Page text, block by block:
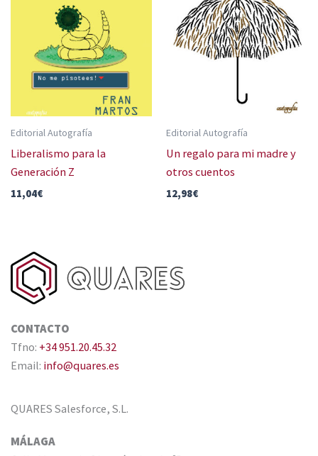
Editorial Autografía
Liberalismo para la
Generación Z
11,04€
Editorial Autografía
Un regalo para mi madre y
otros cuentos
12,98€
CONTACTO
Tfno: +34 951.20.45.32
Email: info@quares.es
QUARES Salesforce, S.L.
MÁLAGA